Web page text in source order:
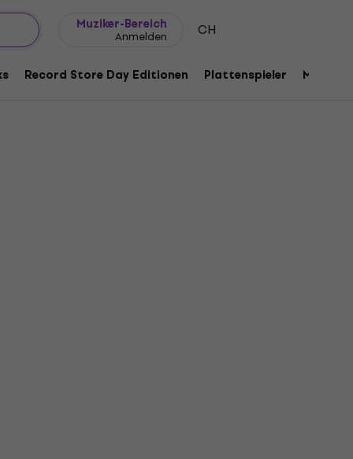
Muziker-Bereich
Anmelden CH
Record Store Day Editionen Plattenspieler Musik